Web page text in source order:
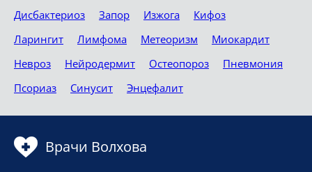
Дисбактериоз
Запор Изжога
Кифоз
Ларингит
Лимфома Метеоризм
Миокардит
Невроз
Нейродермит Остеопороз
Пневмония
Псориаз
Синусит Энцефалит
Врачи Волхова